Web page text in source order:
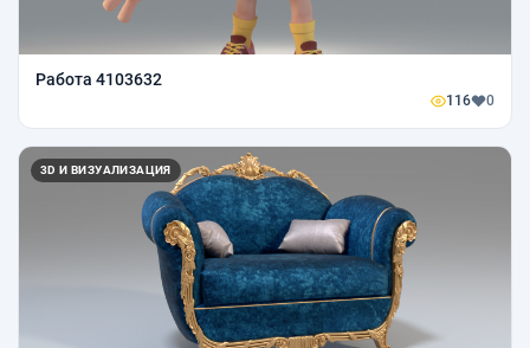
Работа 4103632
116 0
3D И ВИЗУАЛИЗАЦИЯ